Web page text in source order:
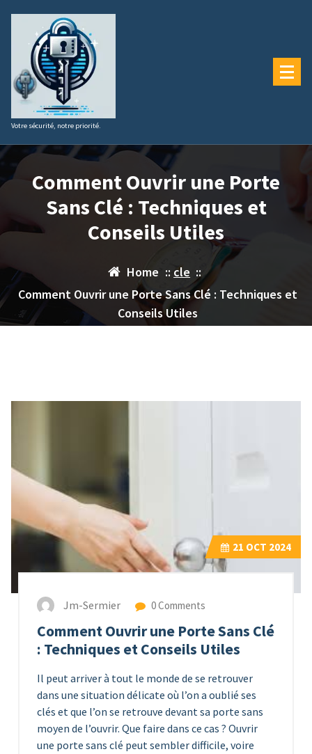
contenu
Votre sécurité, notre priorité.
Comment Ouvrir une Porte
Sans Clé : Techniques et
Conseils Utiles
Home :: cle ::
Comment Ouvrir une Porte Sans Clé : Techniques et
Conseils Utiles
21 OCT 2024
Jm-Sermier 0 Comments
Comment Ouvrir une Porte Sans Clé
: Techniques et Conseils Utiles
Il peut arriver à tout le monde de se retrouver
dans une situation délicate où l’on a oublié ses
clés et que l’on se retrouve devant sa porte sans
moyen de l’ouvrir. Que faire dans ce cas ? Ouvrir
une porte sans clé peut sembler difficile, voire